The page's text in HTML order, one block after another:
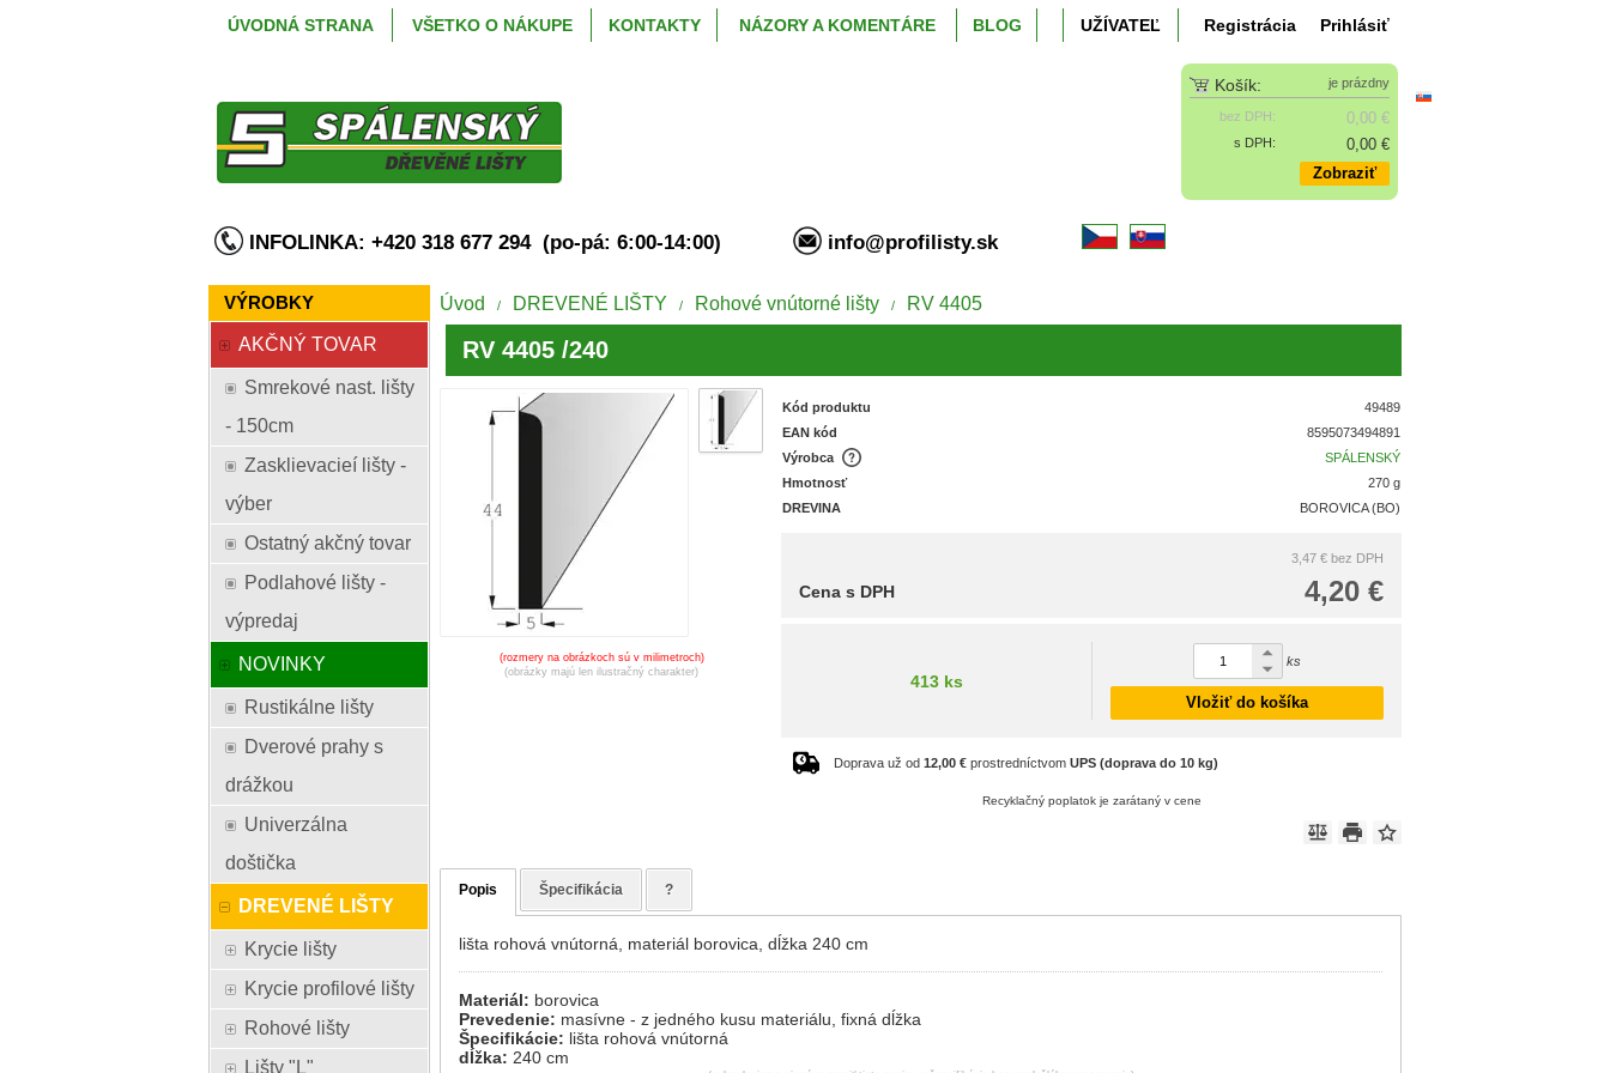
Registrácia Prihlásiť
ÚVODNÁ STRANA VŠETKO O NÁKUPE KONTAKTY NÁZORY A KOMENTÁRE BLOG UŽÍVATEĽ
Košík: je prázdny
bez DPH: 0,00 €
s DPH:
0,00 €
Zobraziť
INFOLINKA: +420 318 677 294 (po-pá: 6:00-14:00) info@profilisty.sk
VÝROBKY
AKČNÝ TOVAR
Smrekové nast. lišty
- 150cm
Zasklievacieí lišty -
výber
Ostatný akčný tovar
Podlahové lišty -
výpredaj
NOVINKY
Rustikálne lišty
Dverové prahy s
drážkou
Univerzálna
doštička
DREVENÉ LIŠTY
Krycie lišty
Krycie profilové lišty
Rohové lišty
Lišty "L"
Úvod / DREVENÉ LIŠTY / Rohové vnútorné lišty / RV 4405
RV 4405 /240
(rozmery na obrázkoch sú v milimetroch)
(obrázky majú len ilustračný charakter)
Kód produktu
49489
EAN kód
8595073494891
Výrobca
SPÁLENSKÝ
Hmotnosť
270 g
DREVINA
BOROVICA (BO)
3,47 € bez DPH
4,20 €
Cena s DPH
413 ks
ks
Vložiť do košíka
Doprava už od12,00 € prostredníctvomUPS (doprava do 10 kg)
Recyklačný poplatok je zarátaný v cene
Popis Špecifikácia ?
lišta rohová vnútorná, materiál borovica, dĺžka 240 cm
Materiál: borovica
Prevedenie: masívne - z jedného kusu materiálu, fixná dĺžka
Špecifikácie: lišta rohová vnútorná
dĺžka: 240 cm